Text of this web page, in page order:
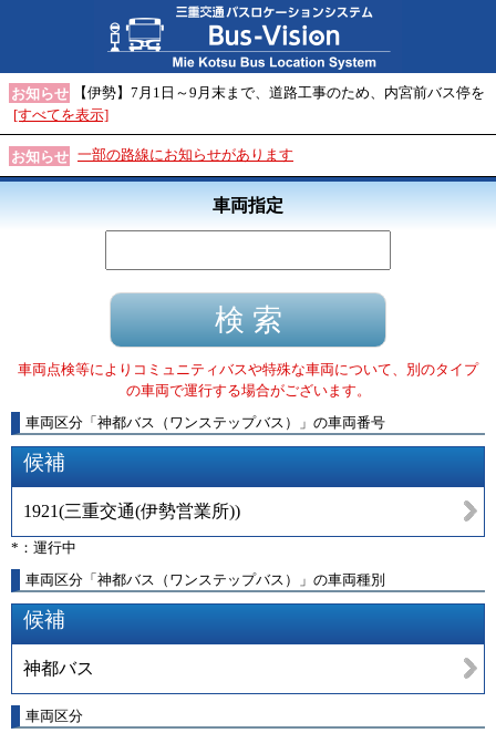
お知らせ
【伊勢】7月1日～9月末まで、道路工事のため、内宮前バス停を
[すべてを表示]
お知らせ 一部の路線にお知らせがあります
車両指定
車両点検等によりコミュニティバスや特殊な車両について、別のタイプ
の車両で運行する場合がございます。
車両区分 「 神都バス（ワンステップバス） 」 の車両番号
候補
1921(三重交通(伊勢営業所))
*：運行中
車両区分「神都バス（ワンステップバス）」の車両種別
候補
神都バス
車両区分